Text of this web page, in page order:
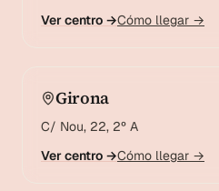
Ver centro →Cómo llegar →
Girona
C/ Nou, 22, 2º A
Ver centro →Cómo llegar →